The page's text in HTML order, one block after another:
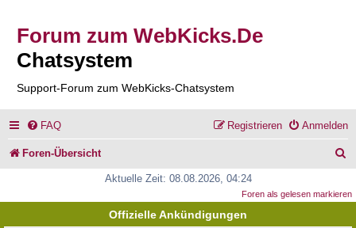
Forum zum WebKicks.De
Chatsystem
Support-Forum zum WebKicks-Chatsystem
FAQ Anmelden
Registrieren
Foren-Übersicht
c
Aktuelle Zeit: 08.08.2026, 04:24
Foren als gelesen markieren
Offizielle Ankündigungen